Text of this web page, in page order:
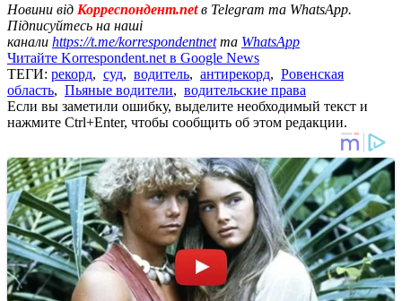
Новини від Корреспондент.netв Telegram та WhatsApp.
Підписуйтесь на наші
канали https://t.me/korrespondentnetта WhatsApp
Читайте Korrespondent.net в Google News
ТЕГИ: рекорд, суд, водитель, антирекорд, Ровенская
область, Пьяные водители, водительские права
Если вы заметили ошибку, выделите необходимый текст и
нажмите Ctrl+Enter, чтобы сообщить об этом редакции.